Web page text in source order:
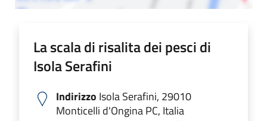
La scala di risalita dei pesci di
Isola Serafini
Indirizzo Isola Serafini, 29010
Monticelli d'Ongina PC, Italia